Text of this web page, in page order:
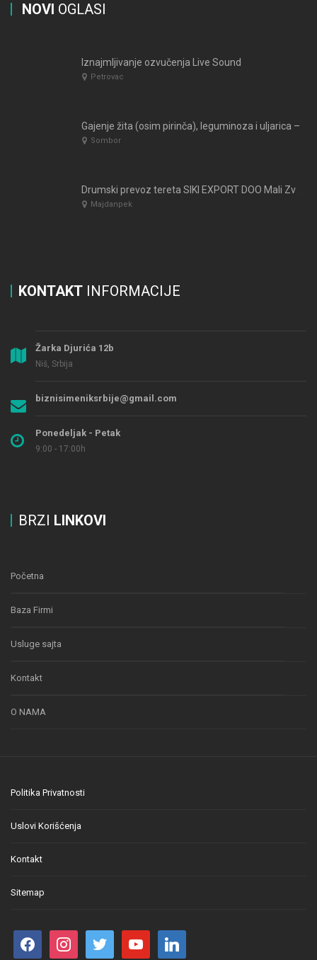
NOVI OGLASI
Iznajmljivanje ozvučenja Live Sound
Petrovac
Sombor
Majdanpek
KONTAKT INFORMACIJE
Žarka Djurića 12b
Niš, Srbija
biznisimeniksrbije@gmail.com
Ponedeljak - Petak
9:00 - 17:00h
BRZI LINKOVI
Početna
Baza Firmi
Usluge sajta
Kontakt
O NAMA
Politika Privatnosti
Uslovi Korišćenja
Kontakt
Sitemap